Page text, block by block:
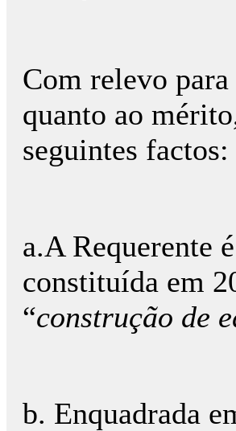
Com relevo para
quanto ao
seguintes factos:
a.A Requerente
constituída em
“construção de
b. Enquadrada